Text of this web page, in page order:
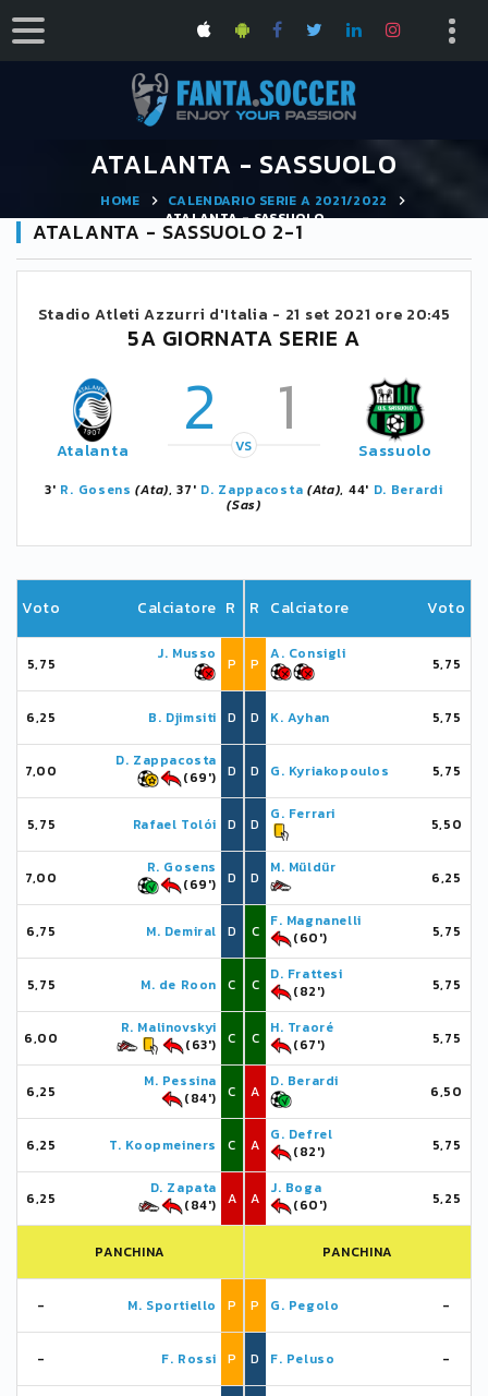
ATALANTA - SASSUOLO
HOME
CALENDARIO SERIE A 2021/2022
ATALANTA - SASSUOLO
ATALANTA - SASSUOLO 2-1
Stadio Atleti Azzurri d'Italia - 21 set 2021 ore 20:45
5A GIORNATA SERIE A
Atalanta 2 1
VS Sassuolo
3' R. Gosens (Ata), 37' D. Zappacosta (Ata), 44' D. Berardi
(Sas)
Voto Calciatore R
5,75
J. Musso
P
6,25 B. Djimsiti D
7,00
D. Zappacosta
(69')
D
5,75 Rafael Tolói D
7,00
R. Gosens
(69')
D
6,75 M. Demiral D
5,75 M. de Roon C
6,00
R. Malinovskyi
(63')
C
6,25
M. Pessina
(84')
C
6,25 T. Koopmeiners C
6,25
D. Zapata
(84')
A
PANCHINA
- M. Sportiello P
- F. Rossi P
R Calciatore Voto
P
A. Consigli
5,75
D K. Ayhan 5,75
D G. Kyriakopoulos 5,75
D
G. Ferrari
5,50
D
M. Müldür
6,25
C
F. Magnanelli
(60')
5,75
C
D. Frattesi
(82')
5,75
C
H. Traoré
(67')
5,75
A
D. Berardi
6,50
A
G. Defrel
(82')
5,75
A
J. Boga
(60')
5,25
PANCHINA
P G. Pegolo -
D F. Peluso -